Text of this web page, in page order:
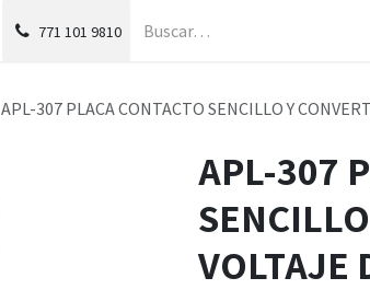
771 101 9810
APL-307 PLACA CONTACTO SENCILLO Y
APL-307
VOLTAJE